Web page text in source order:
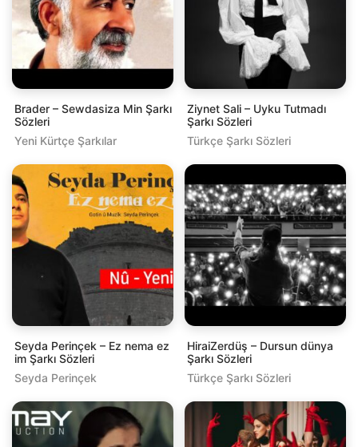
Brader – Sewdasiza Min Şarkı
Sözleri
Yeni Kürtçe Şarkılar
Ziynet Sali – Uyku Tutmadı
Şarkı Sözleri
Türkçe Şarkı Sözleri
Seyda Perinçek – Ez nema ez
im Şarkı Sözleri
Seyda Perinçek
HiraiZerdüş – Dursun dünya
Şarkı Sözleri
Türkçe Şarkı Sözleri